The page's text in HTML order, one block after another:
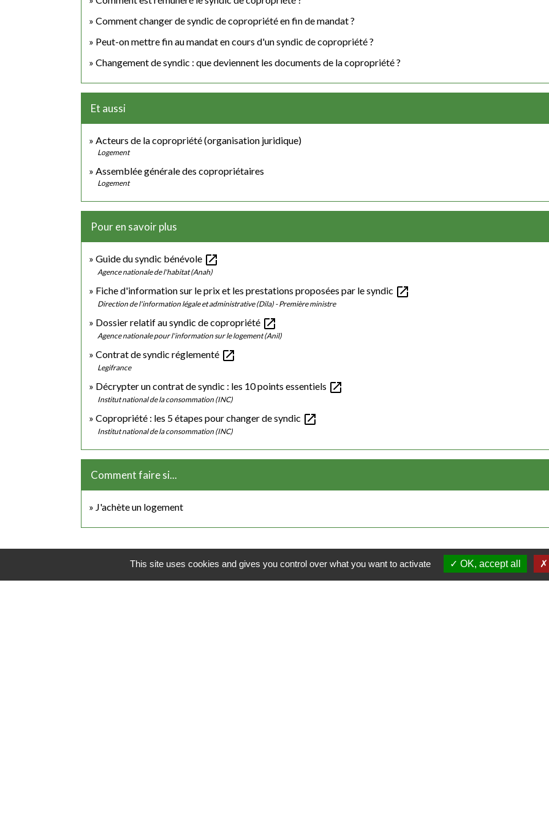
Comment changer de syndic de copropriété en fin de mandat ?
Peut-on mettre fin au mandat en cours d'un syndic de copropriété ?
Changement de syndic : que deviennent les documents de la copropriété ?
Et aussi
Acteurs de la copropriété (organisation juridique)
Logement
Assemblée générale des copropriétaires
Logement
Pour en savoir plus
Guide du syndic bénévole open_in_new
Agence nationale de l'habitat (Anah)
Fiche d'information sur le prix et les prestations proposées par le syndic open_in_new
Direction de l'information légale et administrative (Dila) - Première ministre
Dossier relatif au syndic de copropriété open_in_new
Agence nationale pour l'information sur le logement (Anil)
Contrat de syndic réglementé open_in_new
Legifrance
Décrypter un contrat de syndic : les 10 points essentiels open_in_new
Institut national de la consommation (INC)
Copropriété : les 5 étapes pour changer de syndic open_in_new
Institut national de la consommation (INC)
Comment faire si...
J'achète un logement
This site uses cookies and gives you control over what you want to activate OK, accept all